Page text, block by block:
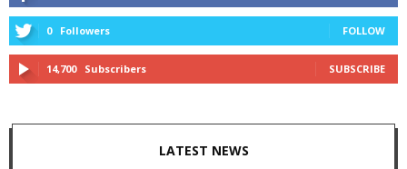
0 Followers FOLLOW
14,700 Subscribers SUBSCRIBE
LATEST NEWS